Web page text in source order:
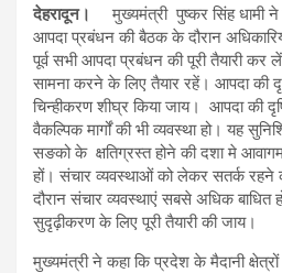
देहरादून।
मुख्यमंत्री पुष्कर सिंह धामी ने
आपदा प्रबंधन की बैठक के दौरान
पूर्व सभी आपदा प्रबंधन की पूरी तैयारी कर
सामना करने के लिए तैयार रहें। आपदा की
चिन्हीकरण शीघ्र किया जाय। आपदा की
वैकल्पिक मार्गों की भी व्यवस्था हो। यह
सङको के क्षतिग्रस्त होने की दशा मे
हों। संचार व्यवस्थाओं को लेकर सतर्क
दौरान संचार व्यवस्थाएं सबसे अधिक बाधित
सुदृढ़ीकरण के लिए पूरी तैयारी की जाय।
मुख्यमंत्री ने कहा कि प्रदेश के मैदानी